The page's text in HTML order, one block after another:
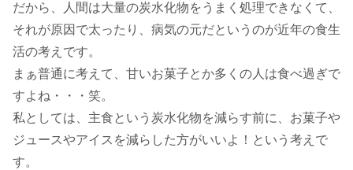
だから、人間は大量の炭水化物をうまく処理できなくて、
それが原因で太ったり、病気の元だというのが近年の食生
活の考えです。
まぁ普通に考えて、甘いお菓子とか多くの人は食べ過ぎで
すよね・・・笑。
私としては、主食という炭水化物を減らす前に、お菓子や
ジュースやアイスを減らした方がいいよ！という考えで
す。